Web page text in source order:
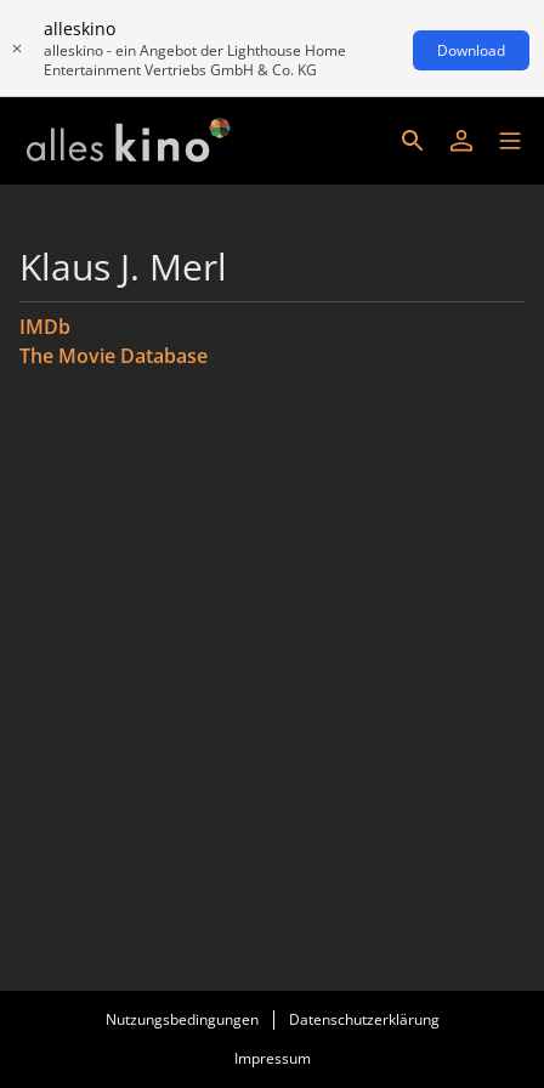
alleskino
alleskino - ein Angebot der Lighthouse Home
Entertainment Vertriebs GmbH & Co. KG
Download
Klaus J. Merl
IMDb
The Movie Database
Nutzungsbedingungen
Datenschutzerklärung
Impressum